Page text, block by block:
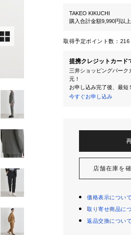
TAKEO KIKUCHI
購入合計金額9,990円以
取得予定ポイント数： 216
提携クレジットカード
三井ショッピングパーク
元！
お申し込み完了後、最短
今すぐお申し込み
店舗在庫を
価格表示について
取り寄せ商品に
返品交換について